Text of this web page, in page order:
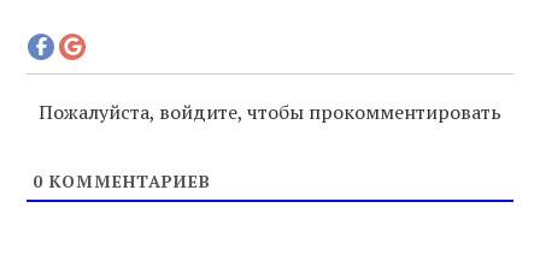
Пожалуйста, войдите, чтобы прокомментировать
0 КОММЕНТАРИЕВ